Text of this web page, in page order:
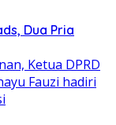
Dua Pria